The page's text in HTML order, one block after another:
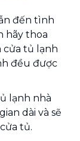
đến tình
hãy thoa
cửa tủ lạnh
đều được
lạnh nhà
dài và sẽ
tủ.